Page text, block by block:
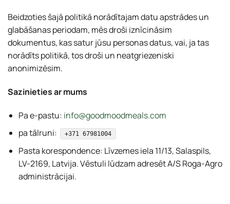
Beidzoties šajā politikā norādītajam datu apstrādes un
glabāšanas periodam, mēs droši iznīcināsim
dokumentus, kas satur jūsu personas datus, vai, ja tas
norādīts politikā, tos droši un neatgriezeniski
anonimizēsim.
Sazinieties ar mums
Pa e-pastu: info@goodmoodmeals.com
pa tālruni:
+371 67981004
Pasta korespondence: Līvzemes iela 11/13, Salaspils,
LV-2169, Latvija. Vēstuli lūdzam adresēt A/S Roga-Agro
administrācijai.